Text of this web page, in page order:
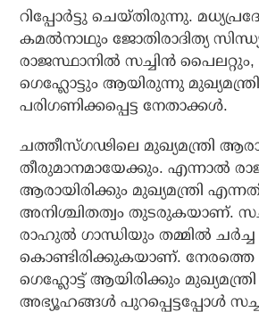
റിപ്പോര്‍ട്ടു ചെയ്തിരുന്നു.
കമല്‍നാഥും ജോതിരാദിത്യ
രാജസ്ഥാനില്‍ സച്ചിന്‍
ഗെഹ്ലോട്ടും ആയിരുന്നു
പരിഗണിക്കപ്പെട്ട നേതാക്കള്‍.
ചത്തീസ്ഗഢിലെ മുഖ്യമന്ത്രി
തീരുമാനമായേക്കും. എന്നാല്‍
ആരായിരിക്കും മുഖ്യമന്ത്രി
അനിശ്ചിതത്വം തുടരുകയാണ്.
രാഹുല്‍ ഗാന്ധിയും തമ്മില്‍
കൊണ്ടിരിക്കുകയാണ്.
ഗെഹ്ലോട്ട് ആയിരിക്കും
അഭ്യൂഹങ്ങള്‍ പുറപ്പെട്ടപ്പോള്‍